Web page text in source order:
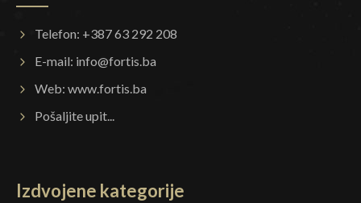
Telefon: +387 63 292 208
E-mail: info@fortis.ba
Web: www.fortis.ba
Pošaljite upit...
Izdvojene kategorije